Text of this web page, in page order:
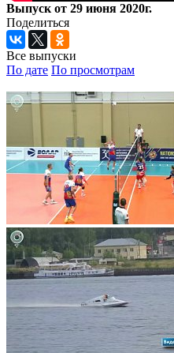
Выпуск от 29 июня 2020г.
Поделиться
Все выпуски
По дате По просмотрам